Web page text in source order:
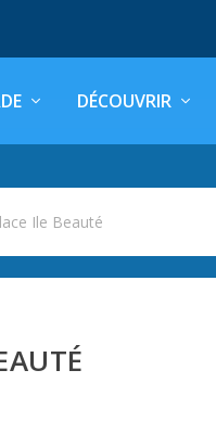
DÉCOUVRIR
Ile Beauté